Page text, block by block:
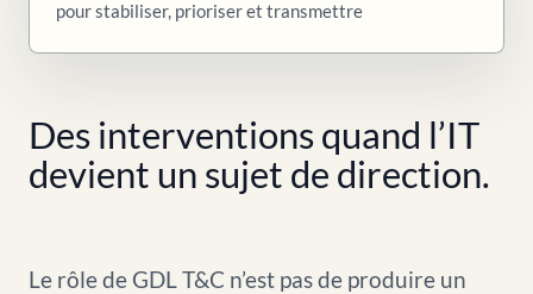
pour stabiliser, prioriser et transmettre
Des interventions quand l’IT
devient un sujet de direction.
Le rôle de GDL T&C n’est pas de produire un